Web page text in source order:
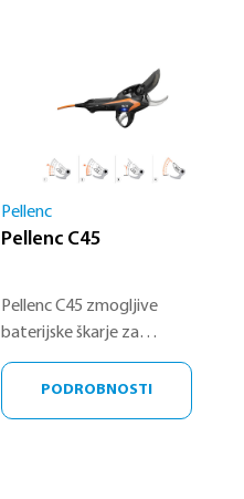
Pellenc
Pellenc C45
Pellenc C45 zmogljive
baterijske škarje za
obrezovanje, zasnovane za
popolnoma čist rez ob vsakem
rezu – idealna izbira za
PODROBNOSTI